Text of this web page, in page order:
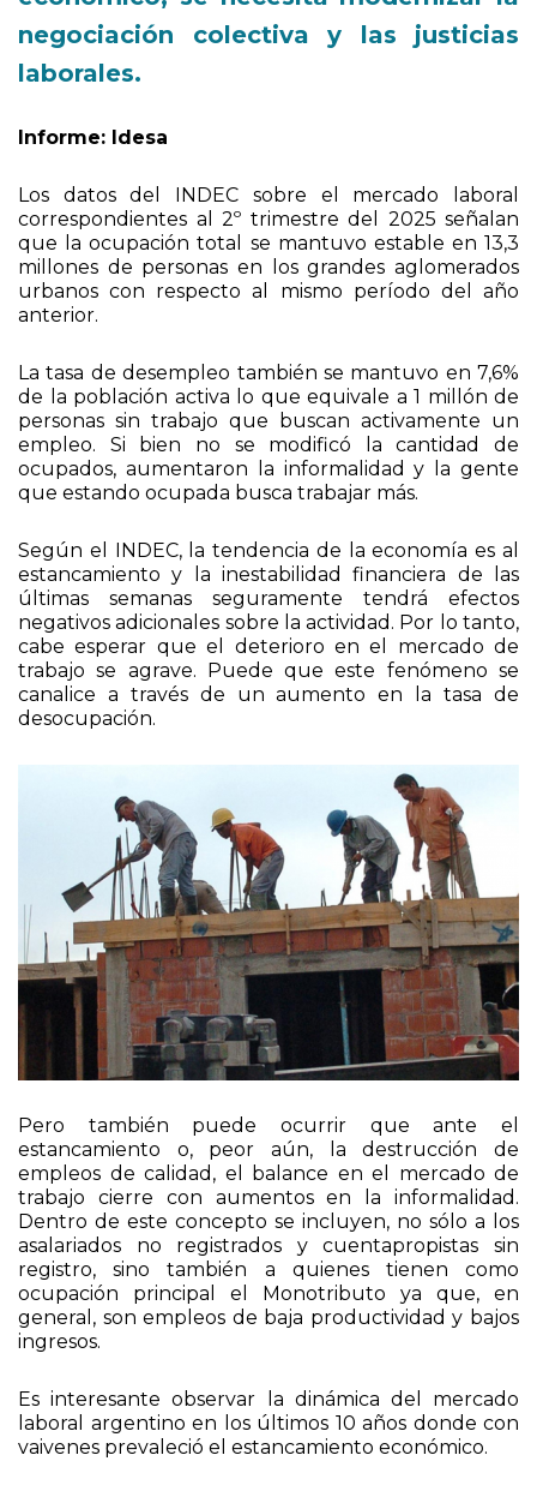
negociación colectiva y las justicias
laborales.
Informe: Idesa
Los datos del INDEC sobre el mercado laboral
correspondientes al 2º trimestre del 2025 señalan
que la ocupación total se mantuvo estable en 13,3
millones de personas en los grandes aglomerados
urbanos con respecto al mismo período del año
anterior.
La tasa de desempleo también se mantuvo en 7,6%
de la población activa lo que equivale a 1 millón de
personas sin trabajo que buscan activamente un
empleo. Si bien no se modificó la cantidad de
ocupados, aumentaron la informalidad y la gente
que estando ocupada busca trabajar más.
Según el INDEC, la tendencia de la economía es al
estancamiento y la inestabilidad financiera de las
últimas semanas seguramente tendrá efectos
negativos adicionales sobre la actividad. Por lo tanto,
cabe esperar que el deterioro en el mercado de
trabajo se agrave. Puede que este fenómeno se
canalice a través de un aumento en la tasa de
desocupación.
Pero también puede ocurrir que ante el
estancamiento o, peor aún, la destrucción de
empleos de calidad, el balance en el mercado de
trabajo cierre con aumentos en la informalidad.
Dentro de este concepto se incluyen, no sólo a los
asalariados no registrados y cuentapropistas sin
registro, sino también a quienes tienen como
ocupación principal el Monotributo ya que, en
general, son empleos de baja productividad y bajos
ingresos.
Es interesante observar la dinámica del mercado
laboral argentino en los últimos 10 años donde con
vaivenes prevaleció el estancamiento económico.